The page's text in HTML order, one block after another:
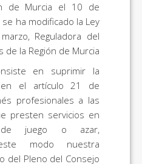
de Murcia el 10 de
ha modificado la Ley
Reguladora del
de la Región de Murcia.
en suprimir la
en el artículo 21 de
profesionales a las
presten servicios en
de juego o azar,
modo nuestra
del Pleno del Consejo